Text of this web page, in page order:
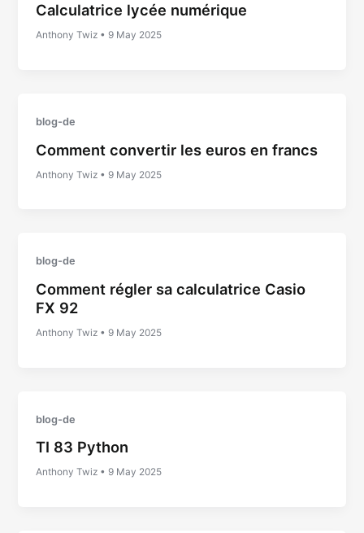
Calculatrice lycée numérique
Anthony Twiz •9 May 2025
blog-de
Comment convertir les euros en francs
Anthony Twiz •9 May 2025
blog-de
Comment régler sa calculatrice Casio
FX 92
Anthony Twiz •9 May 2025
blog-de
TI 83 Python
Anthony Twiz •9 May 2025